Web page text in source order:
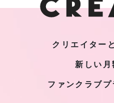
クリエイター
新しい月
ファンクラブ